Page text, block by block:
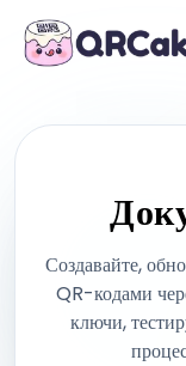
Помощь
Создавайте,
QR-кодами
ключи,